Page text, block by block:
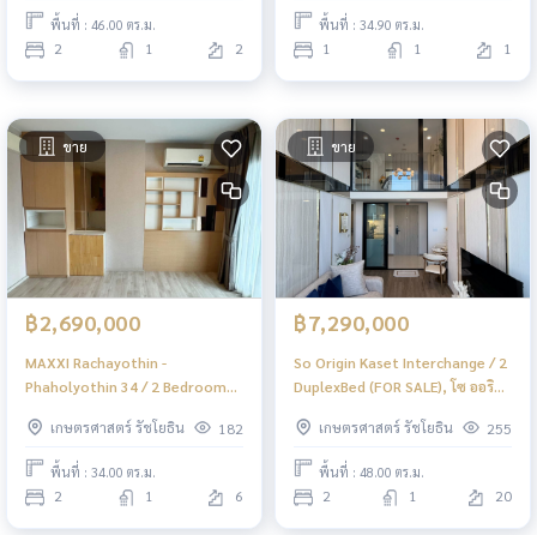
พร้อมผู้เช่า) PINP332
พื้นที่ : 46.00 ตร.ม.
2 1 2
พื้นที่ : 34.90 ตร.ม.
1 1 1
ขาย
฿2,690,000
MAXXI Rachayothin -
Phaholyothin 34 / 2 Bedrooms
พหลโยธิน 34 / 2 ห้องนอน (ขาย)
PINP303
เกษตรศาสตร์ รัชโยธิน 182
พื้นที่ : 34.00 ตร.ม.
2 1 6
ขาย
฿7,290,000
So Origin Kaset Interchange / 2
DuplexBed (FOR SALE), โซ ออริจิ้น
กซ์(ขาย) PINP221
เกษตรศาสตร์ รัชโยธิน 255
พื้นที่ : 48.00 ตร.ม.
2 1 20